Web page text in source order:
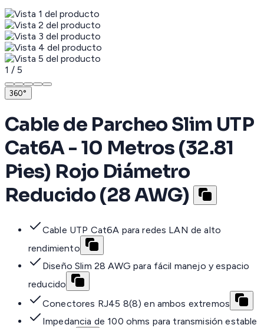
1 / 5
360°
Cable de Parcheo Slim UTP
Cat6A - 10 Metros (32.81
Pies) Rojo Diámetro
Reducido (28 AWG)
Cable UTP Cat6A para redes LAN de alto
rendimiento
Diseño Slim 28 AWG para fácil manejo y espacio
reducido
Conectores RJ45 8(8) en ambos extremos
Impedancia de 100 ohms para transmisión estable